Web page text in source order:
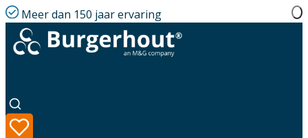
Meer dan 150 jaar ervaring